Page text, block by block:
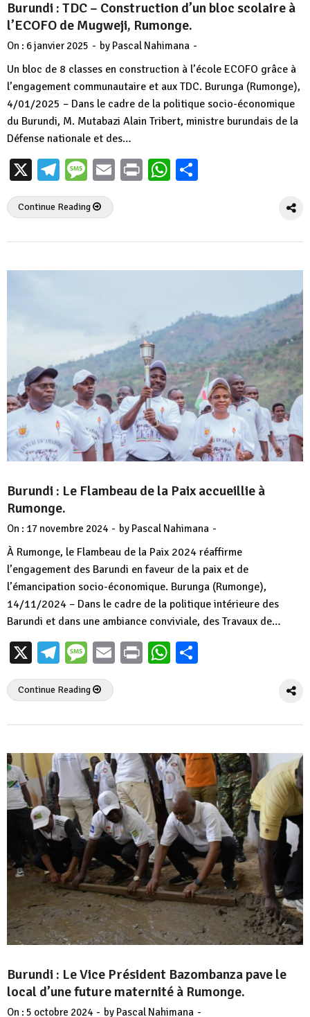
Burundi : TDC – Construction d’un bloc scolaire à
l’ECOFO de Mugweji, Rumonge.
On : 6 janvier 2025 - by Pascal Nahimana -
Un bloc de 8 classes en construction à l’école ECOFO grâce à
l’engagement communautaire et aux TDC. Burunga (Rumonge),
4/01/2025 – Dans le cadre de la politique socio-économique
du Burundi, M. Mutabazi Alain Tribert, ministre burundais de la
Défense nationale et des…
X Telegram
Message
EmailPrintWhatsApp
Continue Reading
Burundi : Le Flambeau de la Paix accueillie à
Rumonge.
On : 17 novembre 2024 - by Pascal Nahimana -
À Rumonge, le Flambeau de la Paix 2024 réaffirme
l’engagement des Barundi en faveur de la paix et de
l’émancipation socio-économique. Burunga (Rumonge),
14/11/2024 – Dans le cadre de la politique intérieure des
Barundi et dans une ambiance conviviale, des Travaux de…
X Telegram
Message
EmailPrintWhatsApp
Continue Reading
Burundi : Le Vice Président Bazombanza pave le
local d’une future maternité à Rumonge.
On : 5 octobre 2024 - by Pascal Nahimana -